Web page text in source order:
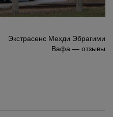
Экстрасенс Мехди Эбрагими
Вафа — отзывы